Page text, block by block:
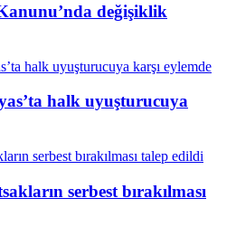
değişiklik
halk uyuşturucuya
serbest bırakılması